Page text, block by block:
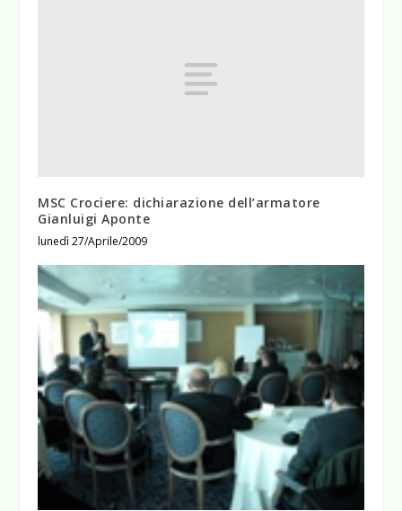
MSC Crociere: dichiarazione dell’armatore
Gianluigi Aponte
lunedì 27/Aprile/2009